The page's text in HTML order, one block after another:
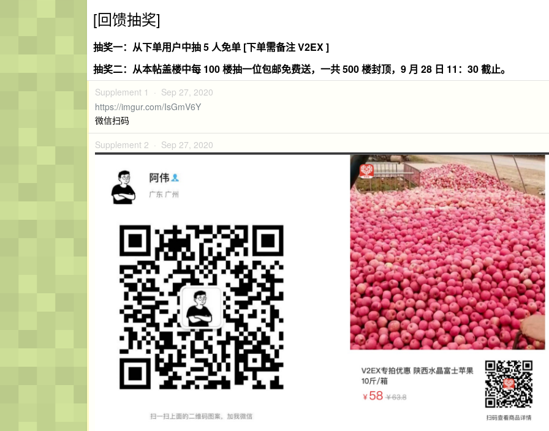
[回馈抽奖]
抽奖一：从下单用户中抽 5 人免单 [下单需备注 V2EX ]
抽奖二：从本帖盖楼中每 100 楼抽一位包邮免费送，一共 500 楼封顶，9 月 28 日 11：30 截止。
Supplement 1 · Sep 27, 2020
https://imgur.com/IsGmV6Y
微信扫码
Supplement 2 · Sep 27, 2020